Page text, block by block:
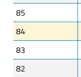
85
84
83
82